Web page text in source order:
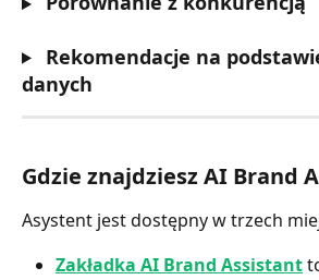
Rekomendacje na
danych
Gdzie znajdziesz AI Brand
Asystent jest dostępny w trzech
Zakładka AI Brand Assistant